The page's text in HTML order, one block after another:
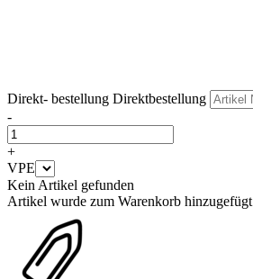
Direkt- bestellung Direktbestellung
-
+
VPE
Kein Artikel gefunden
Artikel wurde zum Warenkorb hinzugefügt